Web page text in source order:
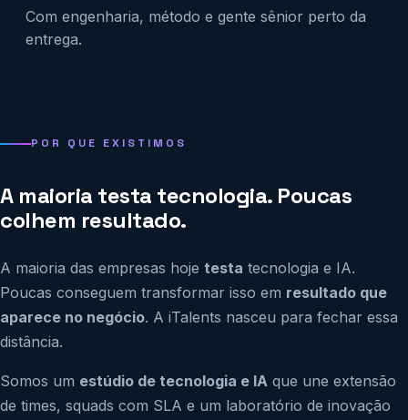
Com engenharia, método e gente sênior perto da
entrega.
POR QUE EXISTIMOS
A maioria testa tecnologia. Poucas
colhem resultado.
A maioria das empresas hoje testa tecnologia e IA.
Poucas conseguem transformar isso em resultado que
aparece no negócio. A iTalents nasceu para fechar essa
distância.
Somos um estúdio de tecnologia e IA que une extensão
de times, squads com SLA e um laboratório de inovação